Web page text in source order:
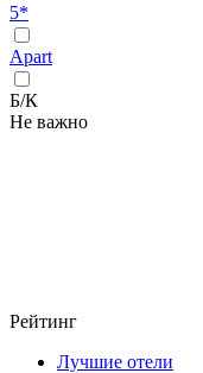
5*
Apart
Б/К
Не важно
Рейтинг
Лучшие отели